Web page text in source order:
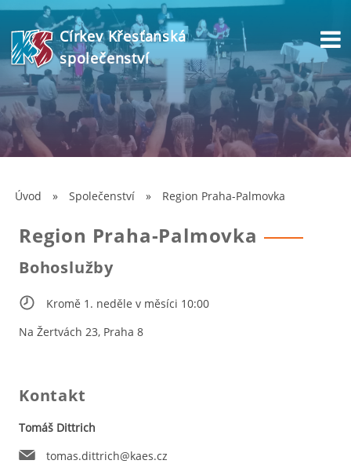
Církev Křesťanská
společenství
Úvod » Společenství » Region Praha-Palmovka
Region Praha-Palmovka
Bohoslužby
Kromě 1. neděle v měsíci 10:00
Na Žertvách 23, Praha 8
Kontakt
Tomáš Dittrich
tomas.dittrich@kaes.cz